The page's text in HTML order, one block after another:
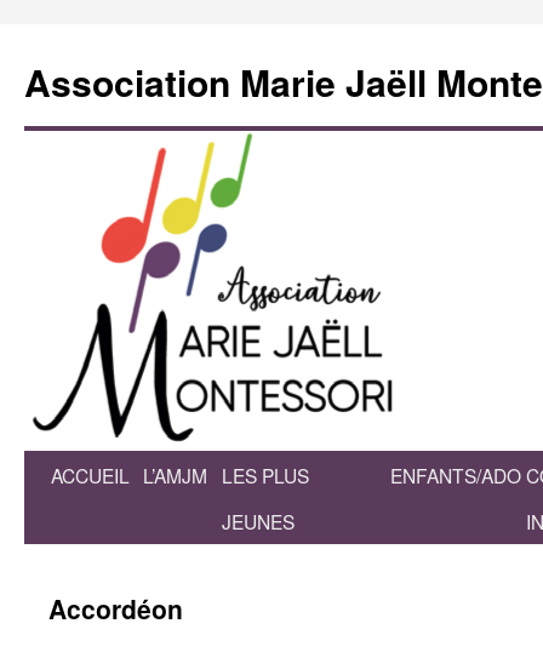
Association Marie Jaëll
ACCUEIL L’AMJM
LES PLUS
JEUNES
ENFANTS/ADO
Accordéon